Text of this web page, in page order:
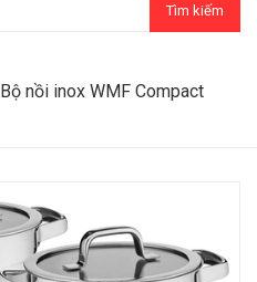
Tìm kiếm
Bộ nồi inox WMF Compact